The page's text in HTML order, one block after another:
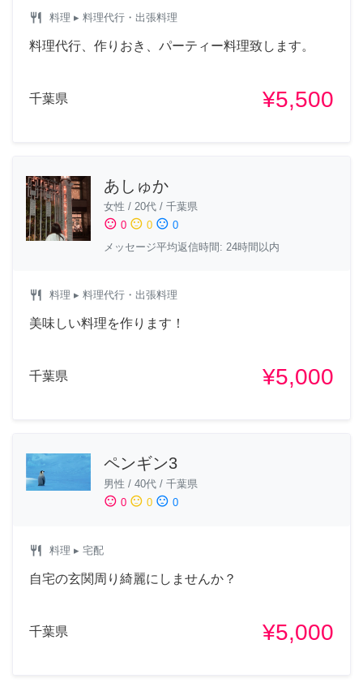
restaurant 料理 ▸ 料理代行・出張料理
料理代行、作りおき、パーティー料理致します。
千葉県 ¥5,500
あしゅか
女性 / 20代 / 千葉県
sentiment_satisfied 0 sentiment_neutral 0 sentiment_dissatisfied 0
メッセージ平均返信時間: 24時間以内
restaurant 料理 ▸ 料理代行・出張料理
美味しい料理を作ります！
千葉県 ¥5,000
ペンギン3
男性 / 40代 / 千葉県
sentiment_satisfied 0 sentiment_neutral 0 sentiment_dissatisfied 0
restaurant 料理 ▸ 宅配
自宅の玄関周り綺麗にしませんか？
千葉県 ¥5,000